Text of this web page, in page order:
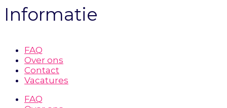
Informatie
FAQ
Over ons
Contact
Vacatures
FAQ